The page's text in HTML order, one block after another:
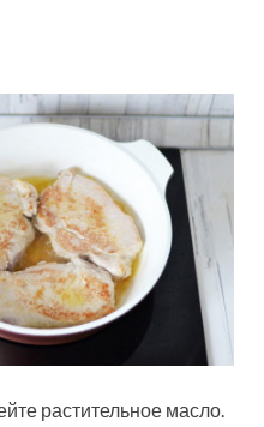
растительное масло.